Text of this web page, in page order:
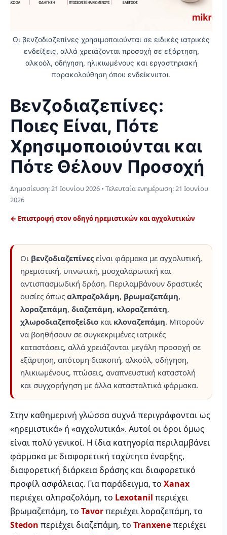
Οι βενζοδιαζεπίνες χρησιμοποιούνται σε ειδικές ιατρικές
ενδείξεις, αλλά χρειάζονται προσοχή σε εξάρτηση,
αλκοόλ, οδήγηση, ηλικιωμένους και εργαστηριακή
παρακολούθηση όπου ενδείκνυται.
Βενζοδιαζεπίνες:
Ποιες Είναι, Πότε
Χρησιμοποιούνται και
Πότε Θέλουν Προσοχή
Δημοσίευση:21 Ιουνίου 2026 • Τελευταία ενημέρωση:21 Ιουνίου
2026
← Επιστροφή στον οδηγό ηρεμιστικών και αγχολυτικών
Οι βενζοδιαζεπίνεςείναι φάρμακα με αγχολυτική,
ηρεμιστική, υπνωτική, μυοχαλαρωτική και
αντισπασμωδική δράση. Περιλαμβάνουν δραστικές
ουσίες όπως αλπραζολάμη, βρωμαζεπάμη,
λοραζεπάμη, διαζεπάμη, κλοραζεπάτη,
χλωροδιαζεποξείδιο και κλοναζεπάμη. Μπορούν
να βοηθήσουν σε συγκεκριμένες ιατρικές
καταστάσεις, αλλά χρειάζονται μεγάλη προσοχή σε
εξάρτηση, απότομη διακοπή, αλκοόλ, οδήγηση,
ηλικιωμένους, πτώσεις, αναπνευστική καταστολή
και συγχορήγηση με άλλα κατασταλτικά φάρμακα.
Στην καθημερινή γλώσσα συχνά περιγράφονται ως
«ηρεμιστικά» ή «αγχολυτικά». Αυτοί οι όροι όμως
είναι πολύ γενικοί. Η ίδια κατηγορία περιλαμβάνει
φάρμακα με διαφορετική ταχύτητα έναρξης,
διαφορετική διάρκεια δράσης και διαφορετικό
προφίλ ασφάλειας. Για παράδειγμα, το Xanax
περιέχει αλπραζολάμη, το Lexotanil περιέχει
βρωμαζεπάμη, το Tavorπεριέχει λοραζεπάμη, το
Stedon περιέχει διαζεπάμη, το Tranxeneπεριέχει